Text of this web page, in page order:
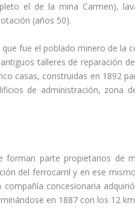
el de la mina Carmen),
(años 50).
fue el poblado minero de la
talleres de reparación
casas, construidas en 1892
de administración, zona
forman parte propietarios de
del ferrocarril y en ese
concesionaria
en 1887 con los 12